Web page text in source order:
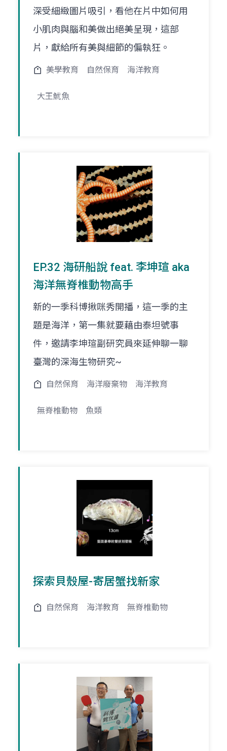
深受細緻圖片吸引，看他在片中如何用
小肌肉與腦和美做出絕美呈現，這部
片，獻給所有美與細節的偏執狂。
美學教育 自然保育 海洋教育
大王魷魚
EP.32 海研船說 feat. 李坤瑄 aka
海洋無脊椎動物高手
新的一季科博揪咪秀開播，這一季的主
題是海洋，第一集就要藉由泰坦號事
件，邀請李坤瑄副研究員來延伸聊一聊
臺灣的深海生物研究~
自然保育 海洋廢棄物 海洋教育
無脊椎動物 魚類
探索貝殼屋-寄居蟹找新家
自然保育 海洋教育 無脊椎動物